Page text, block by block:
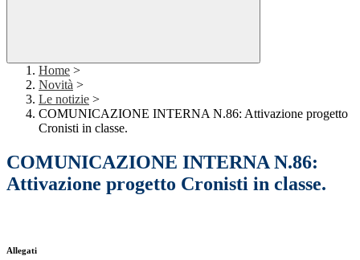
Home >
Novità >
Le notizie >
COMUNICAZIONE INTERNA N.86: Attivazione progetto
Cronisti in classe.
COMUNICAZIONE INTERNA N.86:
Attivazione progetto Cronisti in classe.
Allegati